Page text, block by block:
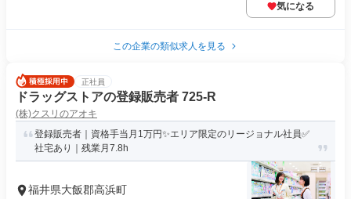
気になる
この企業の類似求人を見る
正社員
ドラッグストアの登録販売者 725-R
(株)クスリのアオキ
登録販売者｜資格手当月1万円✨エリア限定のリージョナル社員✅
社宅あり｜残業月7.8h
福井県大飯郡高浜町